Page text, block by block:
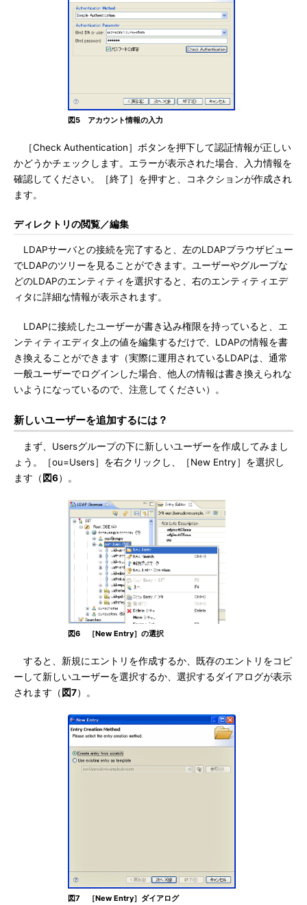
図5 アカウント情報の入力
［Check Authentication］ボタンを押下して認証情報が正しい
かどうかチェックします。エラーが表示された場合、入力情報を
確認してください。［終了］を押すと、コネクションが作成され
ます。
ディレクトリの閲覧／編集
LDAPサーバとの接続を完了すると、左のLDAPブラウザビュー
でLDAPのツリーを見ることができます。ユーザーやグループな
どのLDAPのエンティティを選択すると、右のエンティティエデ
ィタに詳細な情報が表示されます。
LDAPに接続したユーザーが書き込み権限を持っていると、エ
ンティティエディタ上の値を編集するだけで、LDAPの情報を書
き換えることができます（実際に運用されているLDAPは、通常
一般ユーザーでログインした場合、他人の情報は書き換えられな
いようになっているので、注意してください）。
新しいユーザーを追加するには？
まず、Usersグループの下に新しいユーザーを作成してみまし
ょう。［ou=Users］を右クリックし、［New Entry］を選択し
ます（ 図6）。
図6 ［New Entry］の選択
すると、新規にエントリを作成するか、既存のエントリをコピ
ーして新しいユーザーを選択するか、選択するダイアログが表示
されます（ 図7）。
図7 ［New Entry］ダイアログ